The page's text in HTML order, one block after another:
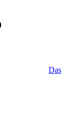
Das